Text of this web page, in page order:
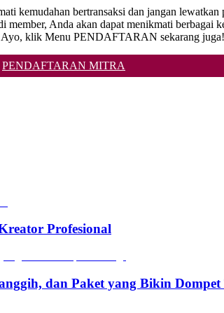
kemudahan bertransaksi dan jangan
Anda akan dapat menikmati berbagai
Ayo, klik Menu PENDAFTARAN sekarang juga!
PENDAFTARAN MITRA
Profesional
dan Paket yang Bikin Dompet